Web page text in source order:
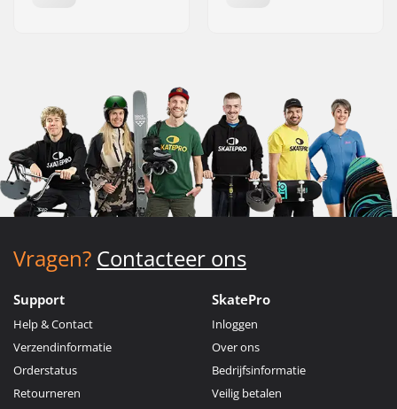
Vragen? Contacteer ons
Support
Help & Contact
Verzendinformatie
Orderstatus
Retourneren
SkatePro
Inloggen
Over ons
Bedrijfsinformatie
Veilig betalen